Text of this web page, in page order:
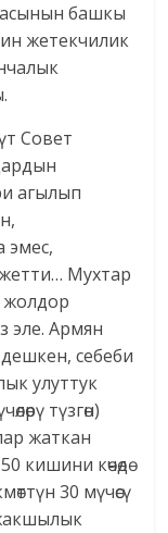
башкы
жетекчилик
Совет
агылып
эмес,
Мухтар
жолдор
эле. Армян
себеби
улуттук
түзгөн)
жаткан
кишини көчөдө
30 мүчөсү